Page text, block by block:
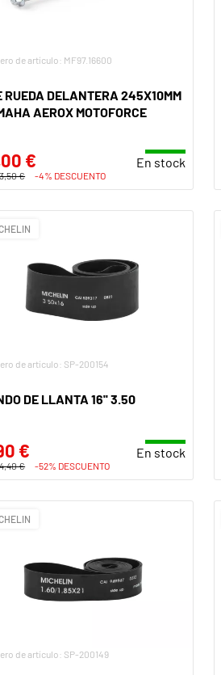
de artículo: MF97.16600
RUEDA DELANTERA 245X10MM
AEROX MOTOFORCE
€ En stock
€ -4% DESCUENTO
de artículo: SP-200154
DE LLANTA 16'' 3.50
€ En stock
€ -52% DESCUENTO
de artículo: SP-200149